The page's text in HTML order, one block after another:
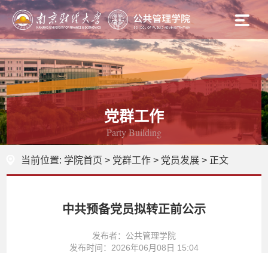
党群工作
Party Building
当前位置: 学院首页 > 党群工作 > 党员发展 > 正文
中共预备党员拟转正前公示
发布者：公共管理学院
发布时间：2026年06月08日 15:04